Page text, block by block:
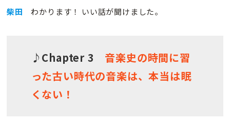
柴田 わかります！ いい話が聞けました。
♪Chapter 3 音楽史の時間に習
った古い時代の音楽は、本当は眠
くない！